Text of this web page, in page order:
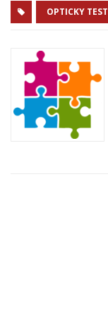
OPTICKY TEST